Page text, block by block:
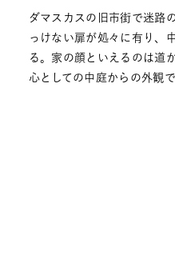
ダマスカスの旧市街で迷路
っけない扉が処々に有り、
る。家の顔といえるのは道
心としての中庭からの外観で